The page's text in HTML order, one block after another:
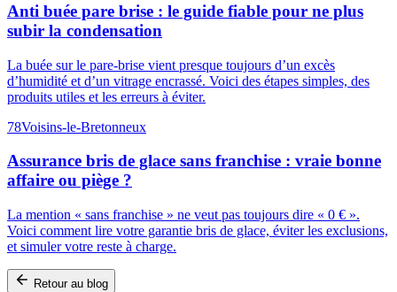
Anti buée pare brise : le guide fiable pour ne plus
subir la condensation
La buée sur le pare-brise vient presque toujours d’un excès
d’humidité et d’un vitrage encrassé. Voici des étapes simples, des
produits utiles et les erreurs à éviter.
78Voisins-le-Bretonneux
Assurance bris de glace sans franchise : vraie bonne
affaire ou piège ?
La mention « sans franchise » ne veut pas toujours dire « 0 € ».
Voici comment lire votre garantie bris de glace, éviter les exclusions,
et simuler votre reste à charge.
Retour au blog